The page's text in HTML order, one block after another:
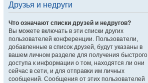
Друзья и недруги
Что означают списки друзей и недругов?
Вы можете включать в эти списки других
пользователей конференции. Пользователи,
добавленные в список друзей, будут указаны в
вашем личном разделе для получения быстрого
доступа к информации о том, находятся ли они
сейчас в сети, и для отправки им личных
сообщений. Сообщения от этих пользователей